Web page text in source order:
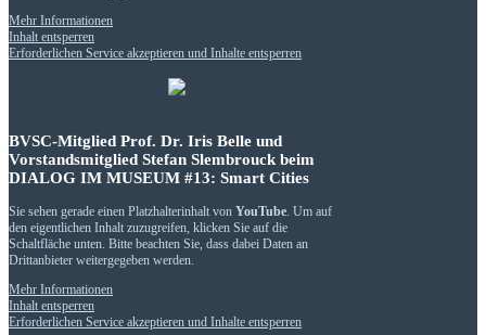
Mehr Informationen
Inhalt entsperren
Erforderlichen Service akzeptieren und Inhalte entsperren
BVSC-Mitglied Prof. Dr. Iris Belle und
Vorstandsmitglied Stefan Slembrouck beim
DIALOG IM MUSEUM #13: Smart Cities
Sie sehen gerade einen Platzhalterinhalt von YouTube . Um auf
den eigentlichen Inhalt zuzugreifen, klicken Sie auf die
Schaltfläche unten. Bitte beachten Sie, dass dabei Daten an
Drittanbieter weitergegeben werden.
Mehr Informationen
Inhalt entsperren
Erforderlichen Service akzeptieren und Inhalte entsperren